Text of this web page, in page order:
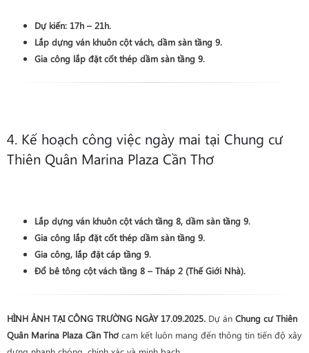
Dự kiến: 17h – 21h.
Lắp dựng ván khuôn cột vách, dầm sàn tầng 9.
Gia công lắp đặt cốt thép dầm sàn tầng 9.
4. Kế hoạch công việc ngày mai tại Chung cư
Thiên Quân Marina Plaza Cần Thơ
Lắp dựng ván khuôn cột vách tầng 8, dầm sàn tầng 9.
Gia công lắp đặt cốt thép dầm sàn tầng 9.
Gia công, lắp đặt cáp tầng 9.
Đổ bê tông cột vách tầng 8 – Tháp 2 (Thế Giới Nhà).
HÌNH ẢNH TẠI CÔNG TRƯỜNG NGÀY 17.09.2025. Dự án Chung cư Thiên
Quân Marina Plaza Cần Thơ cam kết luôn mang đến thông tin tiến độ xây